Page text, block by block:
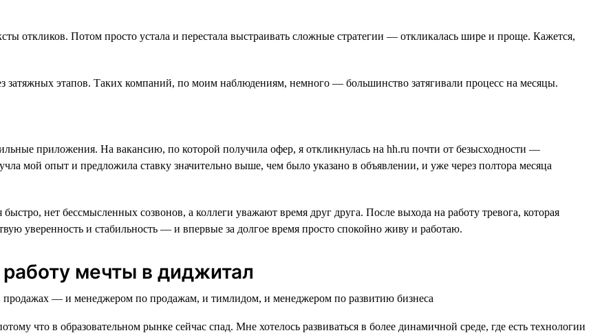
откликов. Потом просто устала и перестала выстраивать сложные стратегии — откликалась шире и проще. Кажется,
затяжных этапов. Таких компаний, по моим наблюдениям, немного — большинство затягивали процесс на месяцы.
приложения. На вакансию, по которой получила офер, я откликнулась на hh.ru почти от безысходности —
мой опыт и предложила ставку значительно выше, чем было указано в объявлении, и уже через полтора месяца
нет бессмысленных созвонов, а коллеги уважают время друг друга. После выхода на работу тревога, которая
уверенность и стабильность — и впервые за долгое время просто спокойно живу и работаю.
работу мечты в диджитал
что в образовательном рынке сейчас спад. Мне хотелось развиваться в более динамичной среде, где есть технологии